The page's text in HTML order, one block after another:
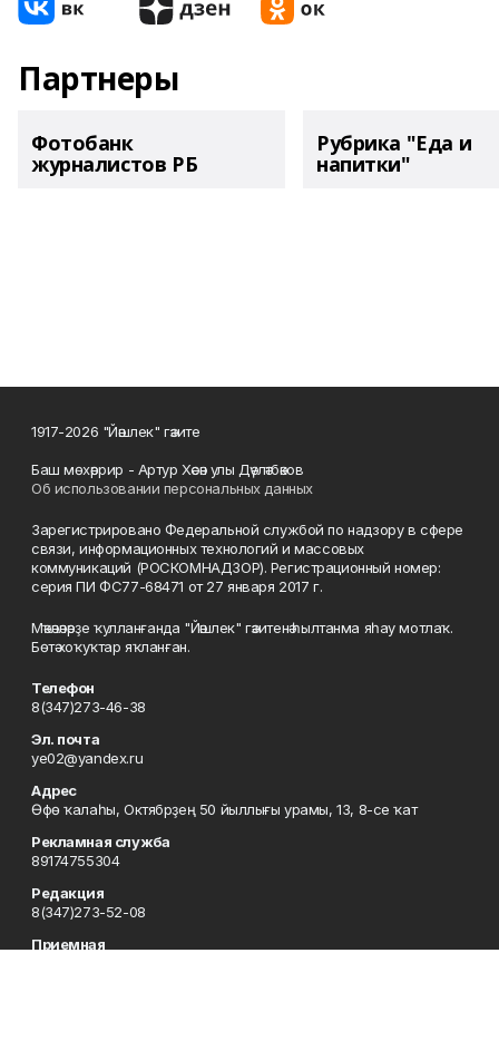
Партнеры
Фотобанк
журналистов РБ
Рубрика "Еда и
напитки"
1917-2026 "Йәшлек" гәзите
Баш мөхәррир - Артур Хәсән улы Дәүләтбәков
Об использовании персональных данных
Зарегистрировано Федеральной службой по надзору в сфере
связи, информационных технологий и массовых
коммуникаций (РОСКОМНАДЗОР). Регистрационный номер:
серия ПИ ФС77-68471 от 27 января 2017 г.
Мәҡәләләрҙе ҡулланғанда "Йәшлек" гәзитенә һылтанма яһау мотлаҡ.
Бөтә хоҡуҡтар яҡланған.
Телефон
8(347)273-46-38
Эл. почта
ye02@yandex.ru
Адрес
Өфө ҡалаһы, Октябрҙең 50 йыллығы урамы, 13, 8-се ҡат
Рекламная служба
89174755304
Редакция
8(347)273-52-08
Приемная